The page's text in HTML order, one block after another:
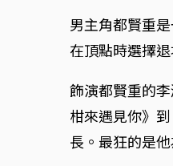
男主角都賢重
在頂點時選擇
飾演都賢重的
柑來遇見你》
長。最狂的是